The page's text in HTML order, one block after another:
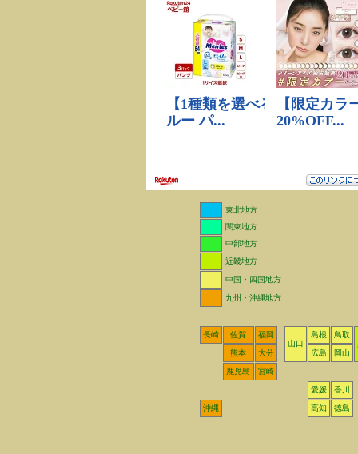
東北地方
関東地方
中部地方
近畿地方
中国・四国地方
九州・沖縄地方
長崎 佐賀
福岡
山口
島根
鳥取
熊本
大分 広島 岡山
鹿児島 宮崎
愛媛 香川
沖縄 高知 徳島